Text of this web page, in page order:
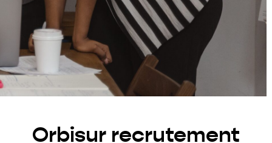
Orbisur recrutement